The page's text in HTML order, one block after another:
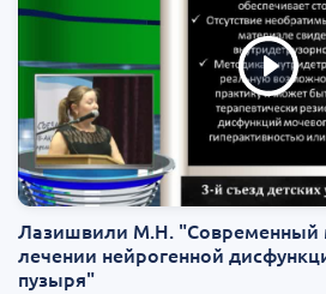
Лазишвили М.Н. "Современный
лечении нейрогенной
пузыря"